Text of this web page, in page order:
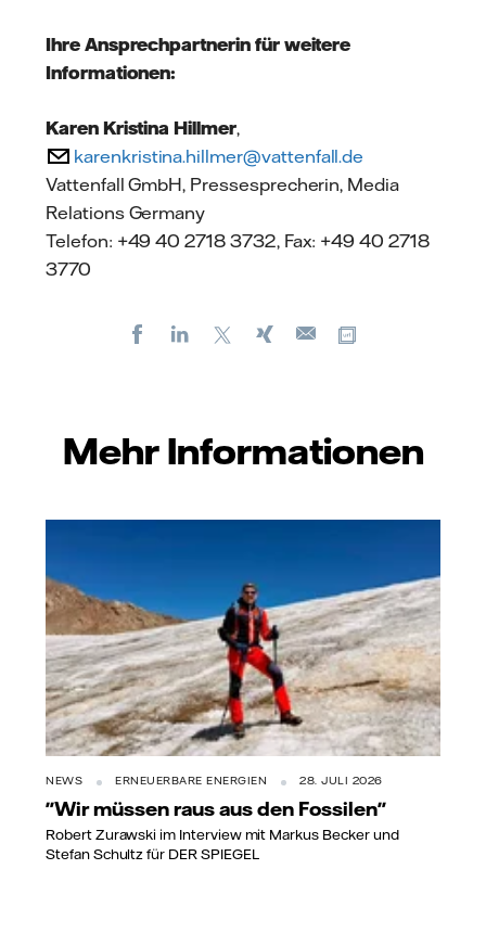
Ihre Ansprechpartnerin für weitere
Informationen:
Karen Kristina Hillmer,
karenkristina.hillmer@vattenfall.de
Vattenfall GmbH, Pressesprecherin, Media
Relations Germany
Telefon: +49 40 2718 3732, Fax: +49 40 2718
3770
FacebookLinkedIn Xing
E-
Mehr Informationen
NEWS ERNEUERBARE ENERGIEN 28. JULI 2026
"Wir müssen raus aus den Fossilen"
Robert Zurawski im Interview mit Markus Becker und
Stefan Schultz für DER SPIEGEL